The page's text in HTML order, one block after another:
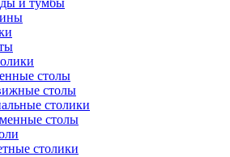
и тумбы
столы
столы
столики
столы
столики